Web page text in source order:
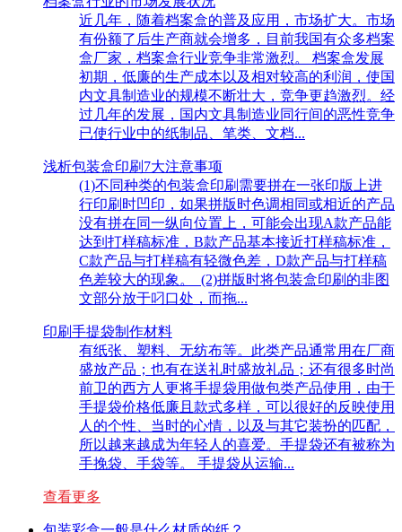
近几年，随着档案盒的普及应用，市场扩大。市场
有份额了后生产商就会增多，目前我国有众多档案
盒厂家，档案盒行业竞争非常激烈。 档案盒发展
初期，低廉的生产成本以及相对较高的利润，使国
内文具制造业的规模不断壮大，竞争更趋激烈。经
过几年的发展，国内文具制造业同行间的恶性竞争
已使行业中的纸制品、笔类、文档...
浅析包装盒印刷7大注意事项
(1)不同种类的包装盒印刷需要拼在一张印版上进
行印刷时凹印，如果拼版时色调相同或相近的产品
没有拼在同一纵向位置上，可能会出现A款产品能
达到打样稿标准，B款产品基本接近打样稿标准，
C款产品与打样稿有轻微色差，D款产品与打样稿
色差较大的现象。 (2)拼版时将包装盒印刷的非图
文部分放于叼口处，而拖...
印刷手提袋制作材料
有纸张、塑料、无纺布等。此类产品通常用在厂商
盛放产品；也有在送礼时盛放礼品；还有很多时尚
前卫的西方人更将手提袋用做包类产品使用，由于
手提袋价格低廉且款式多样，可以很好的反映使用
人的个性、当时的心情，以及与其它装扮的匹配，
所以越来越成为年轻人的喜爱。手提袋还有被称为
手挽袋、手袋等。 手提袋从运输...
查看更多